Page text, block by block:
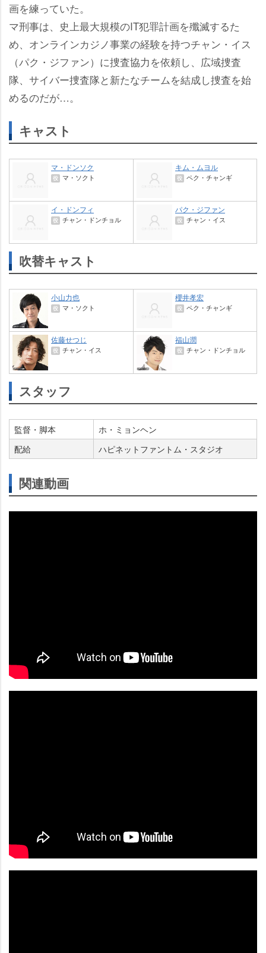
画を練っていた。
マ刑事は、史上最大規模のIT犯罪計画を殲滅するた
め、オンラインカジノ事業の経験を持つチャン・イス
（パク・ジファン）に捜査協力を依頼し、広域捜査
隊、サイバー捜査隊と新たなチームを結成し捜査を始
めるのだが…。
キャスト
マ・ドンソク
役 マ・ソクト
キム・ムヨル
役 ペク・チャンギ
イ・ドンフィ
役 チャン・ドンチョル
パク・ジファン
役 チャン・イス
吹替キャスト
小山力也
役 マ・ソクト
櫻井孝宏
役 ペク・チャンギ
佐藤せつじ
役 チャン・イス
福山潤
役 チャン・ドンチョル
スタッフ
監督・脚本
ホ・ミョンヘン
配給
ハピネットファントム・スタジオ
関連動画